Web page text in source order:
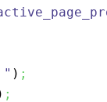
" ) ;
;